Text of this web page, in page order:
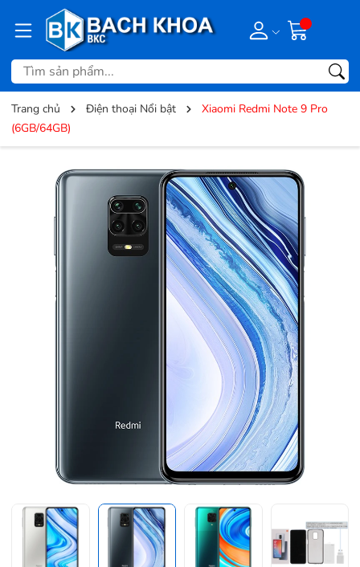
Trang chủ Điện thoại Nổi bật
Xiaomi Redmi Note 9 Pro
(6GB/64GB)